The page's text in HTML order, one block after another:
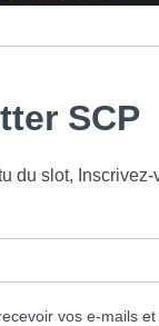
SCP
du slot, Inscrivez-
vos e-mails